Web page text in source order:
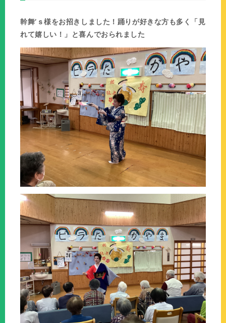
幹舞’ｓ様をお招きしました！踊りが好きな方も多く「見
れて嬉しい！」と喜んでおられました